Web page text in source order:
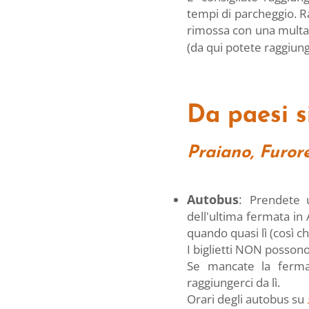
tempi di parcheggio.
rimossa con una
(da qui potete
Da paesi
Praiano,
Autobus:
dell'ultima fermata in
quando quasi lì (così
I biglietti NON
Se mancate la
raggiungerci da lì.
Orari degli autobus su